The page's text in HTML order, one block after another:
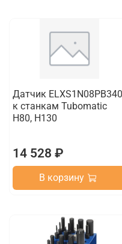
Датчик ELXS1N08PB340
к станкам Tubomatic
H80, H130
14 528 ₽
В корзину